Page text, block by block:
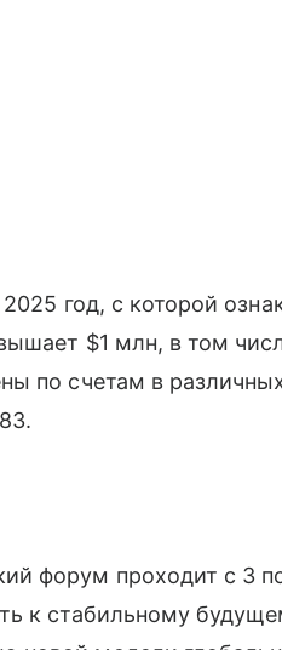
год, с которой
$1 млн, в том
по счетам в
форум проходит с 3
к стабильному